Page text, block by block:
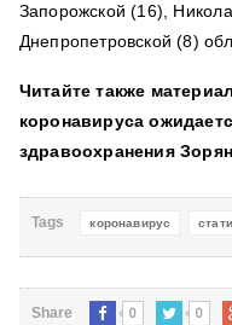
Запорожской (16),
Днепропетровской (8)
Читайте также
коронавируса
здраво­охранения
Tags коронавирус
Share 0 0